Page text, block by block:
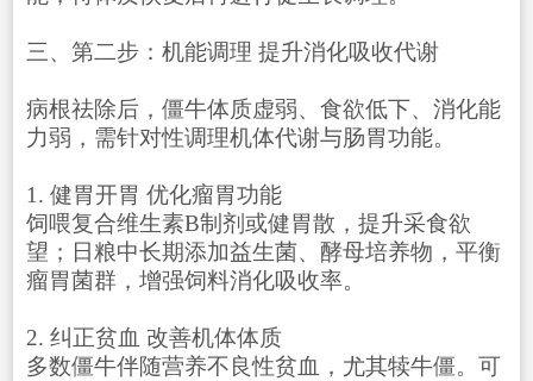
三、第二步：机能调理 提升消化吸收代谢
病根祛除后，僵牛体质虚弱、食欲低下、消化能
力弱，需针对性调理机体代谢与肠胃功能。
1. 健胃开胃 优化瘤胃功能
饲喂复合维生素B制剂或健胃散，提升采食欲
望；日粮中长期添加益生菌、酵母培养物，平衡
瘤胃菌群，增强饲料消化吸收率。
2. 纠正贫血 改善机体体质
多数僵牛伴随营养不良性贫血，尤其犊牛僵。可